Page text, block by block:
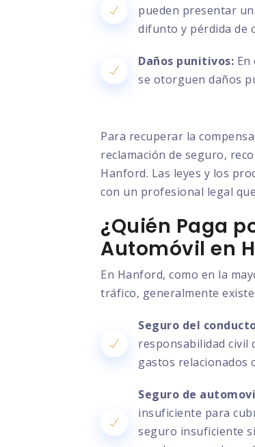
pueden presentar
difunto y pérdida de
Daños punitivos:
se otorguen daños
Para recuperar la
reclamación de seguro,
Hanford. Las leyes y los
con un profesional legal
¿Quién Paga
Automóvil en
En Hanford, como en la
tráfico, generalmente
Seguro del
responsabilidad civil
gastos relacionados
Seguro de
insuficiente para
seguro insuficiente